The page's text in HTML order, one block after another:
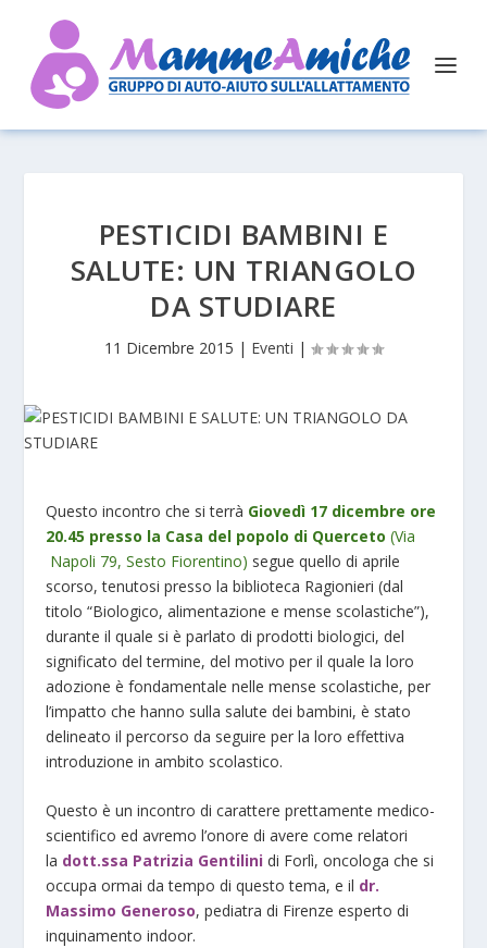
PESTICIDI BAMBINI E
SALUTE: UN TRIANGOLO
DA STUDIARE
11 Dicembre 2015 | Eventi |
Questo incontro che si terrà Giovedì 17 dicembre ore
20.45 presso la Casa del popolo di Querceto(Via
Napoli 79, Sesto Fiorentino) segue quello di aprile
scorso, tenutosi presso la biblioteca Ragionieri (dal
titolo “Biologico, alimentazione e mense scolastiche”),
durante il quale si è parlato di prodotti biologici, del
significato del termine, del motivo per il quale la loro
adozione è fondamentale nelle mense scolastiche, per
l’impatto che hanno sulla salute dei bambini, è stato
delineato il percorso da seguire per la loro effettiva
introduzione in ambito scolastico.
Questo è un incontro di carattere prettamente medico-
scientifico ed avremo l’onore di avere come relatori
la dott.ssa Patrizia Gentilini di Forlì, oncologa che si
occupa ormai da tempo di questo tema, e il dr.
Massimo Generoso, pediatra di Firenze esperto di
inquinamento indoor.